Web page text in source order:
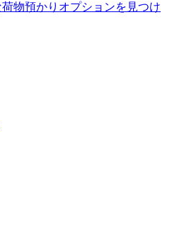
物預かりオプションを見つけ